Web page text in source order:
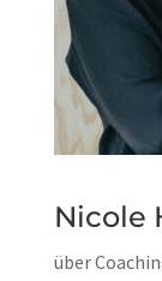
Nicole
über